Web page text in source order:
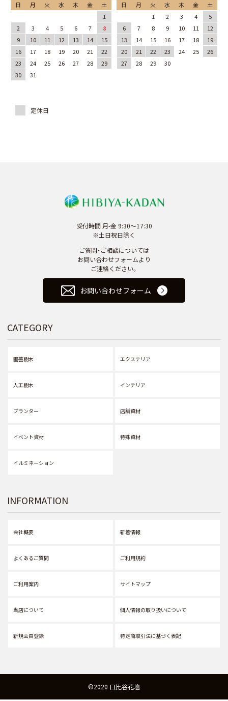
日 月 火 水 木 金
土
1
2
3 4 5 6 7
8
9
10 11 12 13 14
15
16
17 18 19 20 21
22
23
24 25 26 27 28
29
30
31
日 月 火 水 木 金
土
1
2 3 4
5
6
7 8 9 10 11
12
13
14 15 16 17 18
19
20
21 22 23 24 25
26
27
28 29 30
受付時間 月-金 9:30～17:30
※土日祝日除く
ご質問・ご相談については
お問い合わせフォームより
ご連絡ください。
お問い合わせフォーム
CATEGORY
園芸樹木
人工樹木
プランター
イベント資材
イルミネーション
エクステリア
インテリア
店舗資材
特殊資材
INFORMATION
会社概要
よくあるご質問
ご利用案内
当店について
新規会員登録
新着情報
ご利用規約
サイトマップ
個人情報の取り扱いについて
特定商取引法に基づく表記
©2020 日比谷花壇